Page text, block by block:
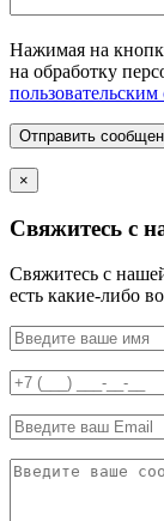
Нажимая на
на обработку
Отправить
×
Свяжитесь с
Свяжитесь с
есть какие-либо